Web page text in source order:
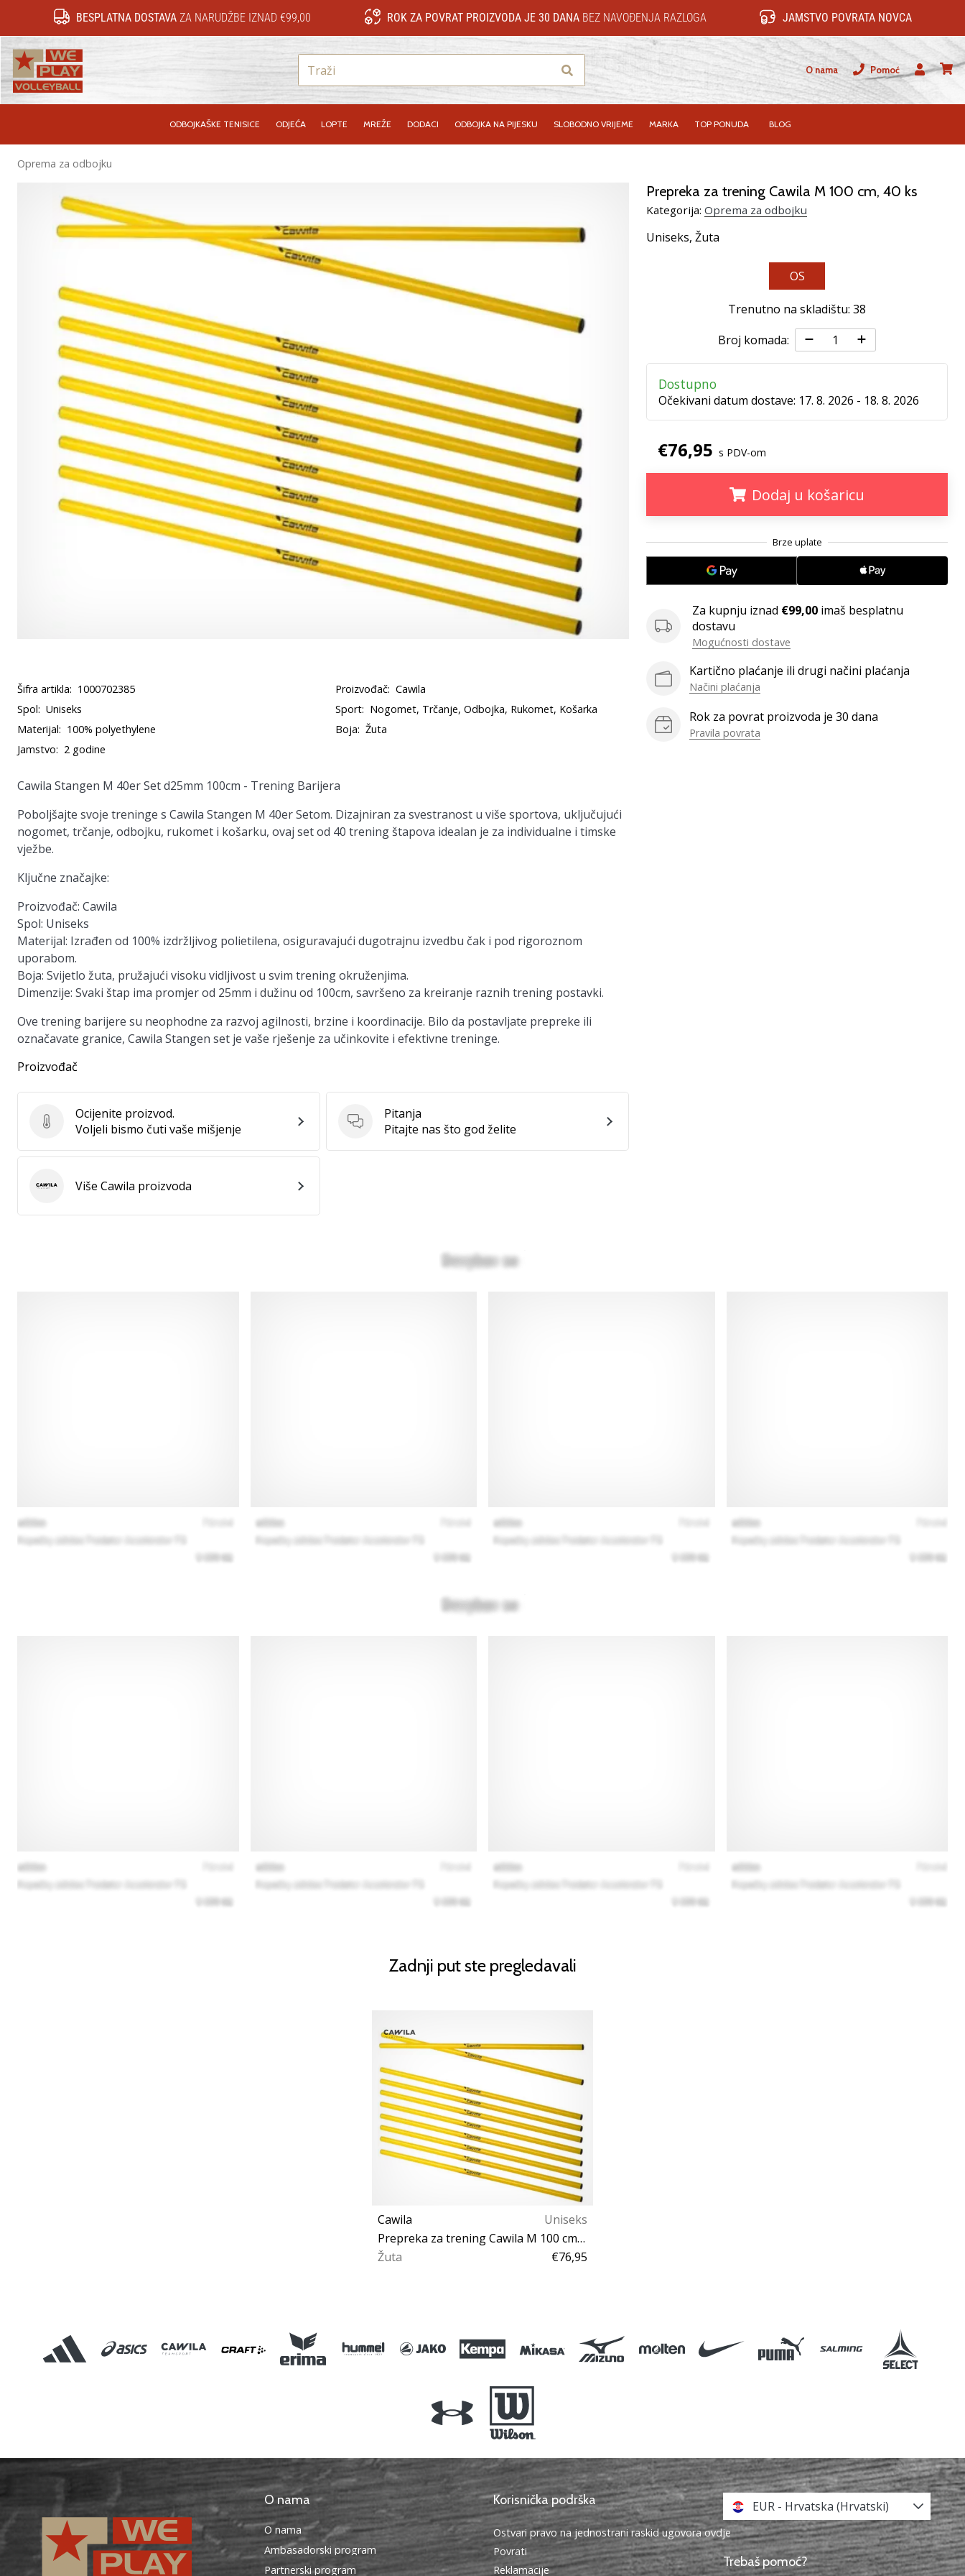
BESPLATNA DOSTAVAZA NARUDŽBE IZNAD €99,00 ROK ZA POVRAT PROIZVODA JE 30 DANABEZ NAVOĐENJA RAZLOGA JAMSTVO POVRATA NOVCA
O nama
Pomoć
Korisnik
ODBOJKAŠKE TENISICE ODJEĆA LOPTE MREŽE DODACI ODBOJKA NA PIJESKU SLOBODNO VRIJEME MARKA TOP PONUDA BLOG
Oprema za odbojku
Prepreka za trening Cawila M 100 cm, 40 ks
Kategorija: Oprema za odbojku
Uniseks, Žuta
OS
Trenutno na skladištu: 38
Broj komada:
Dostupno
Očekivani datum dostave: 17. 8. 2026 - 18. 8. 2026
€76,95 s PDV-om
Dodaj u košaricu
Za kupnju iznad €99,00 imaš besplatnu
dostavu
Mogućnosti dostave
Kartično plaćanje ili drugi načini plaćanja
Načini plaćanja
Rok za povrat proizvoda je 30 dana
Pravila povrata
Šifra artikla: 1000702385 Proizvođač: Cawila
Spol: Uniseks Sport: Nogomet, Trčanje, Odbojka, Rukomet, Košarka
Materijal: 100% polyethylene Boja: Žuta
Jamstvo: 2 godine
Cawila Stangen M 40er Set d25mm 100cm - Trening Barijera
Poboljšajte svoje treninge s Cawila Stangen M 40er Setom. Dizajniran za svestranost u više sportova, uključujući
nogomet, trčanje, odbojku, rukomet i košarku, ovaj set od 40 trening štapova idealan je za individualne i timske
vježbe.
Ključne značajke:
Proizvođač: Cawila
Spol: Uniseks
Materijal: Izrađen od 100% izdržljivog polietilena, osiguravajući dugotrajnu izvedbu čak i pod rigoroznom
uporabom.
Boja: Svijetlo žuta, pružajući visoku vidljivost u svim trening okruženjima.
Dimenzije: Svaki štap ima promjer od 25mm i dužinu od 100cm, savršeno za kreiranje raznih trening postavki.
Ove trening barijere su neophodne za razvoj agilnosti, brzine i koordinacije. Bilo da postavljate prepreke ili
označavate granice, Cawila Stangen set je vaše rješenje za učinkovite i efektivne treninge.
Proizvođač
Ocijenite proizvod.
Ocijenite proizvod.
Voljeli bismo čuti vaše mišjenje
Pitanja
Pitanja
Pitajte nas što god želite
CawilaViše Cawila proizvoda
Zadnji put ste pregledavali
Cawila
Uniseks
Prepreka za trening Cawila M 100 cm, 40 ks
Žuta
€76,95
O nama
O nama
Ambasadorski program
Partnerski program
Korisnička podrška
Ostvari pravo na jednostrani raskid ugovora ovdje
Povrati
Reklamacije
EUR - Hrvatska (Hrvatski)
Trebaš pomoć?